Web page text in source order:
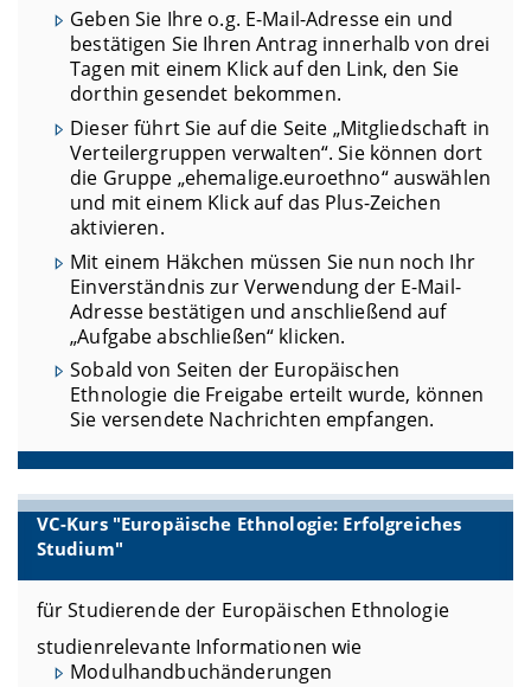
Geben Sie Ihre o.g. E-Mail-Adresse ein und
bestätigen Sie Ihren Antrag innerhalb von drei
Tagen mit einem Klick auf den Link, den Sie
dorthin gesendet bekommen.
Dieser führt Sie auf die Seite „Mitgliedschaft in
Verteilergruppen verwalten“. Sie können dort
die Gruppe „ehemalige.euroethno“ auswählen
und mit einem Klick auf das Plus-Zeichen
aktivieren.
Mit einem Häkchen müssen Sie nun noch Ihr
Einverständnis zur Verwendung der E-Mail-
Adresse bestätigen und anschließend auf
„Aufgabe abschließen“ klicken.
Sobald von Seiten der Europäischen
Ethnologie die Freigabe erteilt wurde, können
Sie versendete Nachrichten empfangen.
VC-Kurs "Europäische Ethnologie: Erfolgreiches
Studium"
für Studierende der Europäischen Ethnologie
studienrelevante Informationen wie
Modulhandbuchänderungen